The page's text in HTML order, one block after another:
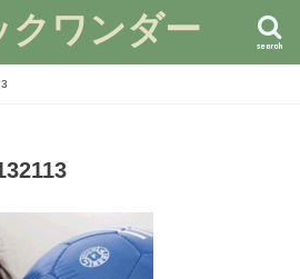
クワンダー search